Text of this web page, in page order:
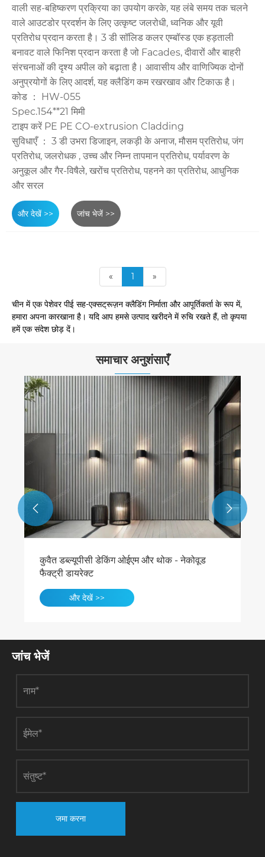
वाली सह-बहिष्करण प्रक्रिया का उपयोग करके, यह लंबे समय तक चलने
वाले आउटडोर प्रदर्शन के लिए उत्कृष्ट जलरोधी, ध्वनिक और यूवी
प्रतिरोध प्रदान करता है। 3 डी सॉलिड कलर एम्बॉस्ड एक हड़ताली
बनावट वाले फिनिश प्रदान करता है जो Facades, दीवारों और बाहरी
संरचनाओं की दृश्य अपील को बढ़ाता है। आवासीय और वाणिज्यिक दोनों
अनुप्रयोगों के लिए आदर्श, यह क्लैडिंग कम रखरखाव और टिकाऊ है।
कोड ： HW-055
Spec.154**21 मिमी
टाइप करें PE PE CO-extrusion Cladding
सुविधाएँ ： 3 डी उभरा डिजाइन, लकड़ी के अनाज, मौसम प्रतिरोध, जंग
प्रतिरोध, जलरोधक , उच्च और निम्न तापमान प्रतिरोध, पर्यावरण के
अनुकूल और गैर-विषैले, खरोंच प्रतिरोध, पहनने का प्रतिरोध, आधुनिक
और सरल
और देखें >> जांच भेजें >>
« 1 »
चीन में एक पेशेवर पीई सह-एक्सट्रूज़न क्लैडिंग निर्माता और आपूर्तिकर्ता के रूप में,
हमारा अपना कारखाना है। यदि आप हमसे उत्पाद खरीदने में रुचि रखते हैं, तो कृपया
हमें एक संदेश छोड़ दें।
समाचार अनुशंसाएँ
कुवैत डब्ल्यूपीसी डेकिंग ओईएम और थोक - नेकोवूड
फैक्ट्री डायरेक्ट
और देखें >>
 
जांच भेजें
जमा करना